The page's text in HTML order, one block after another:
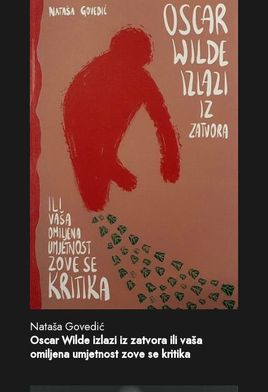
Nataša Govedić
Oscar Wilde izlazi iz zatvora ili vaša
omiljena umjetnost zove se kritika